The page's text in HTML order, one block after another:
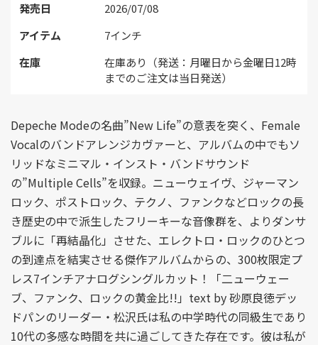
発売日
2026/07/08
アイテム
7インチ
在庫
在庫あり（発送：月曜日から金曜日12時
までのご注文は当日発送）
Depeche Modeの名曲”New Life”の意表を突く、Female
Vocalのバンドアレンジカヴァーと、アルバムの中でもソ
リッドなミニマル・インスト・バンドサウンド
の”Multiple Cells”を収録。ニューウェイヴ、ジャーマン
ロック、ポストロック、テクノ、ファンクなどロックの長
き歴史の中で派生したフリーキーな音像群を、よりダンサ
ブルに「再結晶化」させた、エレクトロ・ロックのひとつ
の到達点を結実させる傑作アルバムからの、300枚限定プ
レス7インチアナログシングルカット！「二ューウェー
ブ、ファンク、ロックの黄金比!!」text by 砂原良徳デッ
ドパンのリーダー・松沢氏は私の中学時代の同級生であり
10代の多感な時間を共に過ごしてきた存在です。彼は私が